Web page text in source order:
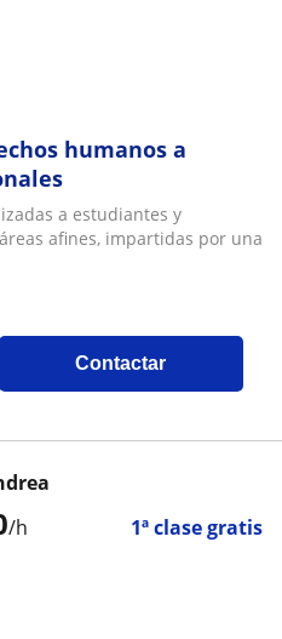
humanos a
a estudiantes y
afines, impartidas por una
Contactar
/h 1ª clase gratis